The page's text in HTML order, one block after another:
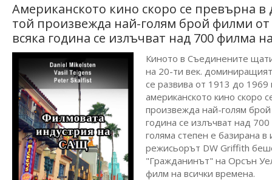
Американското кино скоро се превърна
той произвежда най-голям брой филми
всяка година се излъчват над 700 филма
Киното в Съединените
на 20-ти век. доминиращият
се развива от 1913 до
американското кино скоро
произвежда най-голям
година се излъчват над
голяма степен е базирана
режисьорът DW Griffith
"Гражданинът" на Орсън
филм на всички времена.